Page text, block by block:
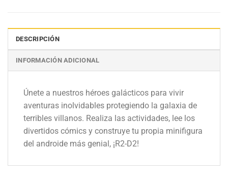
DESCRIPCIÓN
INFORMACIÓN ADICIONAL
Únete a nuestros héroes galácticos para vivir
aventuras inolvidables protegiendo la galaxia de
terribles villanos. Realiza las actividades, lee los
divertidos cómics y construye tu propia minifigura
del androide más genial, ¡R2-D2!